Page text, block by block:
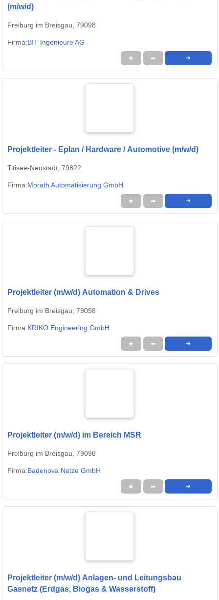
(m/w/d)
Freiburg im Breisgau, 79098
Firma:BIT Ingenieure AG
★ ➦ ➜
Projektleiter - Eplan / Hardware / Automotive (m/w/d)
Titisee-Neustadt, 79822
Firma:Morath Automatisierung GmbH
★ ➦ ➜
Projektleiter (m/w/d) Automation & Drives
Freiburg im Breisgau, 79098
Firma:KRIKO Engineering GmbH
★ ➦ ➜
Projektleiter (m/w/d) im Bereich MSR
Freiburg im Breisgau, 79098
Firma:Badenova Netze GmbH
★ ➦ ➜
Projektleiter (m/w/d) Anlagen- und Leitungsbau
Gasnetz (Erdgas, Biogas & Wasserstoff)